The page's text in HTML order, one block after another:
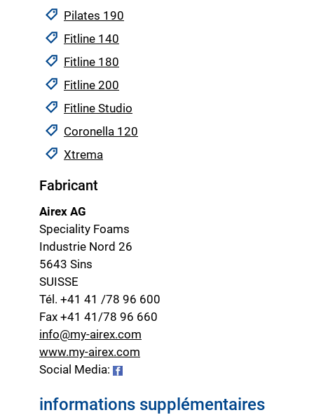
Pilates 190
Fitline 140
Fitline 180
Fitline 200
Fitline Studio
Coronella 120
Xtrema
Fabricant
Airex AG
Speciality Foams
Industrie Nord 26
5643 Sins
SUISSE
Tél. +41 41 /78 96 600
Fax +41 41/78 96 660
info@my-airex.com
www.my-airex.com
Social Media:
informations supplémentaires